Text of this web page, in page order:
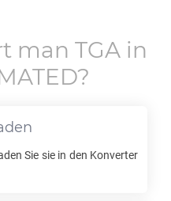
man TGA in
?
Sie sie in den Konverter